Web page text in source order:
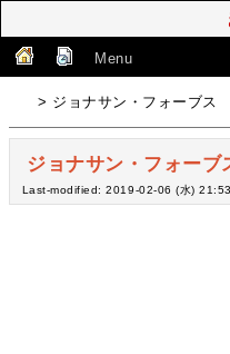
Menu
> ジョナサン・フォーブス
ジョナサン・フォーブ
Last-modified: 2019-02-06 (水)